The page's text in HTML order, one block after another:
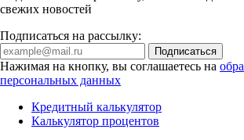
свежих новостей
Подписаться на рассылку:
Нажимая на кнопку, вы соглашаетесь на
персональных данных
Кредитный калькулятор
Калькулятор процентов